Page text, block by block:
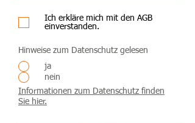
Ich erkläre mich mit den AGB
einverstanden.
Hinweise zum Datenschutz gelesen
ja
nein
Informationen zum Datenschutz finden
Sie hier.